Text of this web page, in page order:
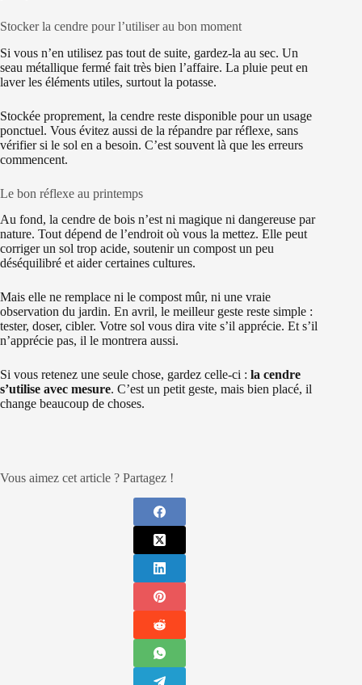
Stocker la cendre pour l’utiliser au bon moment
Si vous n’en utilisez pas tout de suite, gardez-la au sec. Un
seau métallique fermé fait très bien l’affaire. La pluie peut en
laver les éléments utiles, surtout la potasse.
Stockée proprement, la cendre reste disponible pour un usage
ponctuel. Vous évitez aussi de la répandre par réflexe, sans
vérifier si le sol en a besoin. C’est souvent là que les erreurs
commencent.
Le bon réflexe au printemps
Au fond, la cendre de bois n’est ni magique ni dangereuse par
nature. Tout dépend de l’endroit où vous la mettez. Elle peut
corriger un sol trop acide, soutenir un compost un peu
déséquilibré et aider certaines cultures.
Mais elle ne remplace ni le compost mûr, ni une vraie
observation du jardin. En avril, le meilleur geste reste simple :
tester, doser, cibler. Votre sol vous dira vite s’il apprécie. Et s’il
n’apprécie pas, il le montrera aussi.
Si vous retenez une seule chose, gardez celle-ci : la cendre
s’utilise avec mesure. C’est un petit geste, mais bien placé, il
change beaucoup de choses.
Vous aimez cet article ? Partagez !